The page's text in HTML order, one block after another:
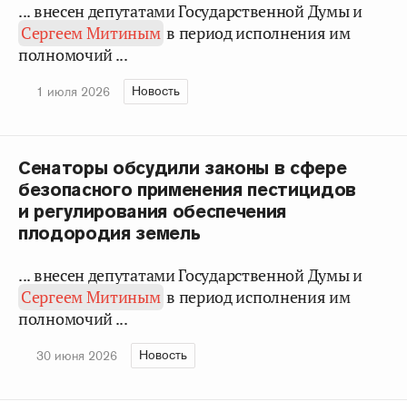
... внесен депутатами Государственной Думы и
Сергеем Митиным в период исполнения им
полномочий ...
1 июля 2026 Новость
Сенаторы обсудили законы в сфере
безопасного применения пестицидов
и регулирования обеспечения
плодородия земель
... внесен депутатами Государственной Думы и
Сергеем Митиным в период исполнения им
полномочий ...
30 июня 2026 Новость